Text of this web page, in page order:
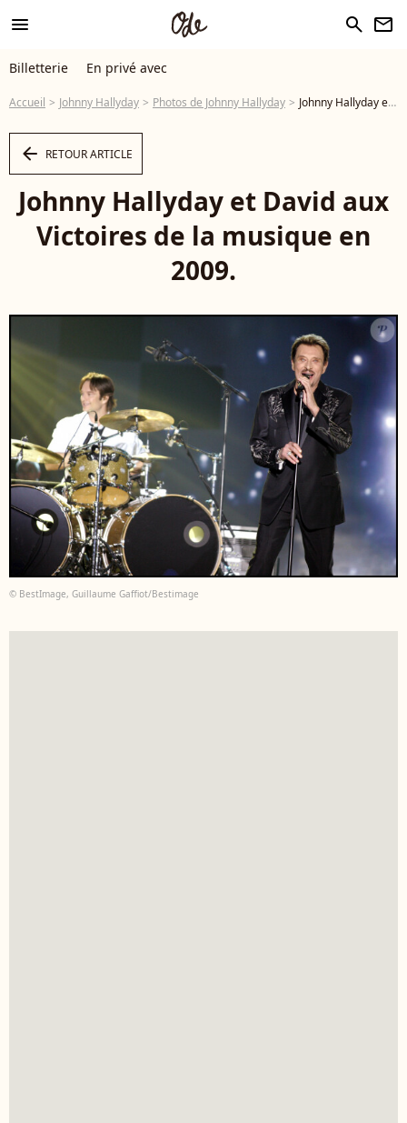
menu search newsletter
Billetterie En privé avec
Accueil Johnny Hallyday Photos de Johnny Hallyday Johnny Hallyday et David aux Victoires de la musique en 2009. - Photo
arrow_left RETOUR ARTICLE
Johnny Hallyday et David aux
Victoires de la musique en
2009.
© BestImage, Guillaume Gaffiot/Bestimage